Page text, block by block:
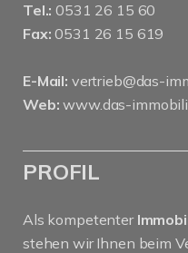
Tel.: 0531 26 15 60
Fax: 0531 26 15 619
E-Mail: vertrieb@das-
Web: www.das-
PROFIL
Als kompetenter
stehen wir Ihnen beim